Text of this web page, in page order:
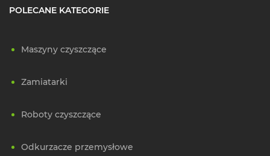
POLECANE KATEGORIE
Maszyny czyszczące
Zamiatarki
Roboty czyszczące
Odkurzacze przemysłowe